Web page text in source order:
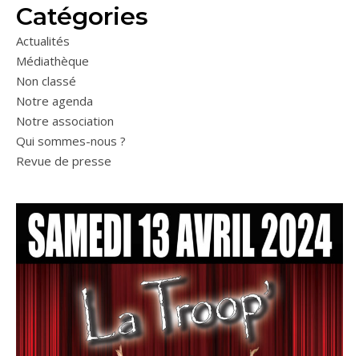
Catégories
Actualités
Médiathèque
Non classé
Notre agenda
Notre association
Qui sommes-nous ?
Revue de presse